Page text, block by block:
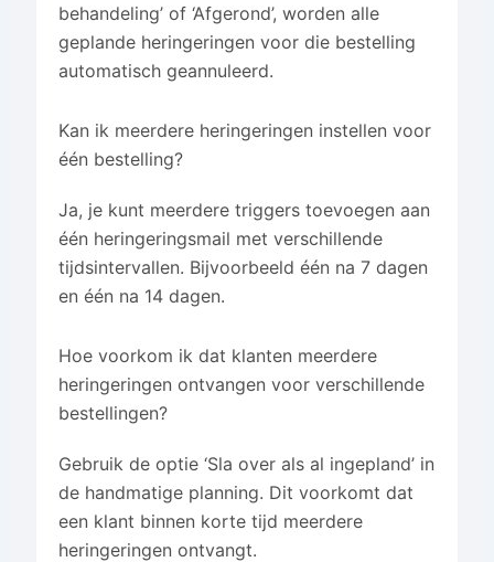
behandeling’ of ‘Afgerond’, worden alle
geplande heringeringen voor die bestelling
automatisch geannuleerd.
Kan ik meerdere heringeringen instellen voor
één bestelling?
Ja, je kunt meerdere triggers toevoegen aan
één heringeringsmail met verschillende
tijdsintervallen. Bijvoorbeeld één na 7 dagen
en één na 14 dagen.
Hoe voorkom ik dat klanten meerdere
heringeringen ontvangen voor verschillende
bestellingen?
Gebruik de optie ‘Sla over als al ingepland’ in
de handmatige planning. Dit voorkomt dat
een klant binnen korte tijd meerdere
heringeringen ontvangt.